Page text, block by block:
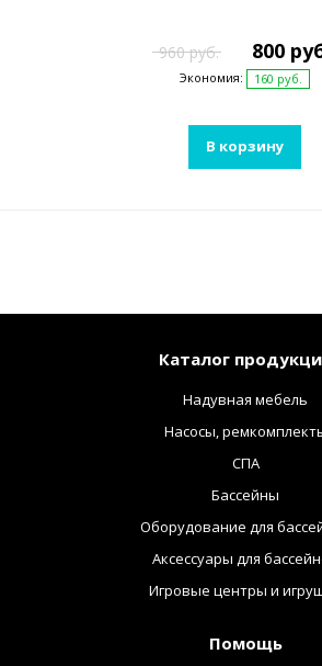
960 руб. 800
Экономия: 160 руб.
В корзину
Каталог
Надувная мебель
Насосы,
СПА
Бассейны
Оборудование для
Аксессуары для
Игровые центры и
Помощь